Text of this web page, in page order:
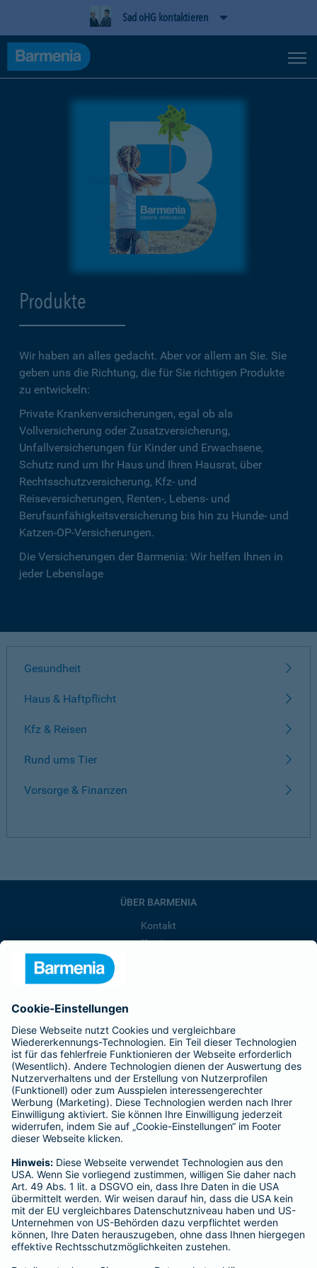
Sad oHG kontaktieren
Produkte
Wir haben an alles gedacht. Aber vor allem an Sie. Sie
geben uns die Richtung, die für Sie richtigen Produkte
zu entwickeln:
Private Krankenversicherungen, egal ob als
Vollversicherung oder Zusatzversicherung,
Unfallversicherungen für Kinder und Erwachsene,
Schutz rund um Ihr Haus und Ihren Hausrat, über
Rechtsschutzversicherung, Kfz- und
Reiseversicherungen, Renten-, Lebens- und
Berufsunfähigkeitsversicherung bis hin zu Hunde- und
Katzen-OP-Versicherungen.
Die Versicherungen der Barmenia: Wir helfen Ihnen in
jeder Lebenslage
Gesundheit
Haus & Haftpflicht
Kfz & Reisen
Rund ums Tier
Vorsorge & Finanzen
ÜBER BARMENIA
Kontakt
Karriere
Affiliate-Partner werden
Barmenia ist Teil der BarmeniaGothaer
BELIEBTE SEITEN
Kranken-Zusatzversicherung
Tierversicherungen
Haftpflichtversicherung
Hausratversicherung
SERVICE
Adresse ändern
Schaden melden
Kilometerstandsmeldung
Serviceübersicht